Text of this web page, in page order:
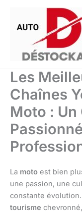
contenu
Les
Chaînes
Moto :
La moto est bien
une passion, une
constante
tourisme